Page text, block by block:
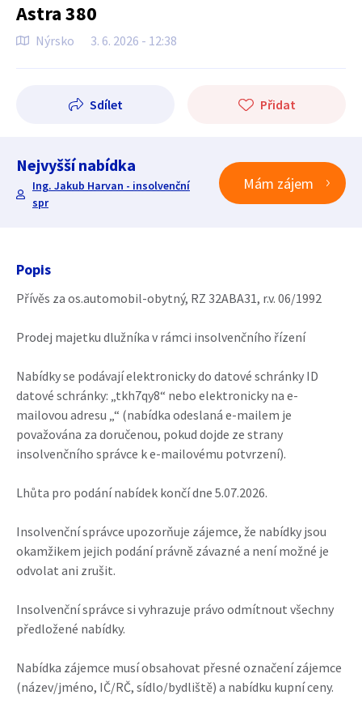
Astra 380
Nýrsko 3. 6. 2026 - 12:38
Sdílet Přidat
Nejvyšší nabídka
Ing. Jakub Harvan - insolvenční
spr
Mám zájem
Popis
Přívěs za os.automobil-obytný, RZ 32ABA31, r.v. 06/1992
Prodej majetku dlužníka v rámci insolvenčního řízení
Nabídky se podávají elektronicky do datové schránky ID
datové schránky: „tkh7qy8“ nebo elektronicky na e-
mailovou adresu „“ (nabídka odeslaná e-mailem je
považována za doručenou, pokud dojde ze strany
insolvenčního správce k e-mailovému potvrzení).
Lhůta pro podání nabídek končí dne 5.07.2026.
Insolvenční správce upozorňuje zájemce, že nabídky jsou
okamžikem jejich podání právně závazné a není možné je
odvolat ani zrušit.
Insolvenční správce si vyhrazuje právo odmítnout všechny
předložené nabídky.
Nabídka zájemce musí obsahovat přesné označení zájemce
(název/jméno, IČ/RČ, sídlo/bydliště) a nabídku kupní ceny.